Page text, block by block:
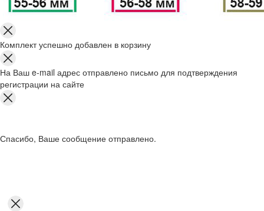
Комплект успешно добавлен в корзину
На Ваш e-mail адрес отправлено письмо для подтверждения
регистрации на сайте
Спасибо, Ваше сообщение отправлено.